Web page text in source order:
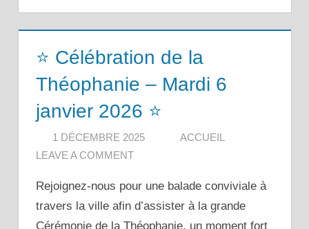
⭐ Célébration de la
Théophanie – Mardi 6
janvier 2026 ⭐
1 DÉCEMBRE 2025
ACCUEIL
LEAVE A COMMENT
Rejoignez-nous pour une balade conviviale à
travers la ville afin d’assister à la grande
Cérémonie de la Théophanie, un moment fort